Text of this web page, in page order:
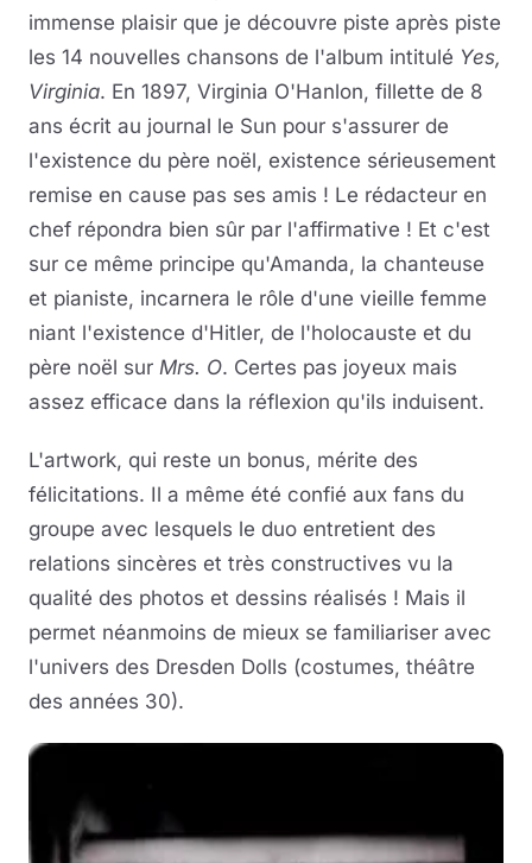
immense plaisir que je découvre piste après piste
les 14 nouvelles chansons de l'album intitulé Yes,
Virginia. En 1897, Virginia O'Hanlon, fillette de 8
ans écrit au journal le Sun pour s'assurer de
l'existence du père noël, existence sérieusement
remise en cause pas ses amis ! Le rédacteur en
chef répondra bien sûr par l'affirmative ! Et c'est
sur ce même principe qu'Amanda, la chanteuse
et pianiste, incarnera le rôle d'une vieille femme
niant l'existence d'Hitler, de l'holocauste et du
père noël sur Mrs. O. Certes pas joyeux mais
assez efficace dans la réflexion qu'ils induisent.
L'artwork, qui reste un bonus, mérite des
félicitations. Il a même été confié aux fans du
groupe avec lesquels le duo entretient des
relations sincères et très constructives vu la
qualité des photos et dessins réalisés ! Mais il
permet néanmoins de mieux se familiariser avec
l'univers des Dresden Dolls (costumes, théâtre
des années 30).